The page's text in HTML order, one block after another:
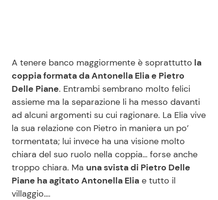
Redazione
Contattaci
Pubblicità
Privacy Policy
A tenere banco maggiormente è soprattutto la
coppia formata da Antonella Elia e Pietro
Delle Piane. Entrambi sembrano molto felici
assieme ma la separazione li ha messo davanti
ad alcuni argomenti su cui ragionare. La Elia vive
la sua relazione con Pietro in maniera un po’
tormentata; lui invece ha una visione molto
chiara del suo ruolo nella coppia… forse anche
troppo chiara. Ma una svista di Pietro Delle
Piane ha agitato Antonella Elia e tutto il
villaggio….